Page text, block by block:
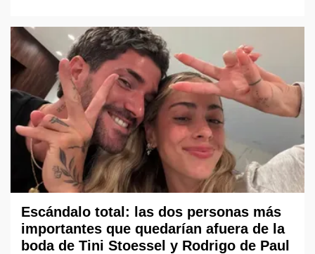
Escándalo total: las dos personas más
importantes que quedarían afuera de la
boda de Tini Stoessel y Rodrigo de Paul